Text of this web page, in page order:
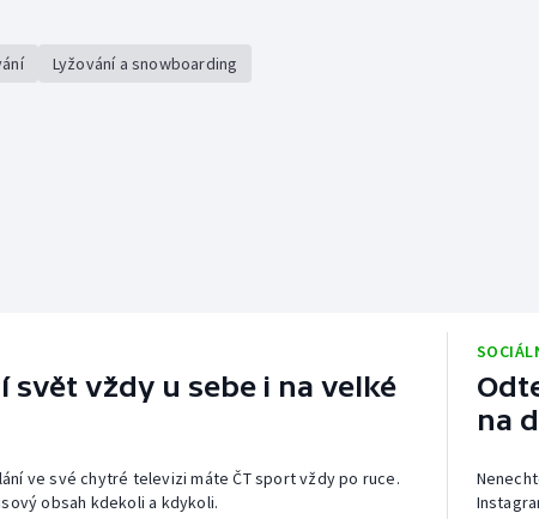
Lyžování a snowboarding
svět vždy u sebe i na velké
ve své chytré televizi máte ČT sport vždy po ruce.
obsah kdekoli a kdykoli.
na